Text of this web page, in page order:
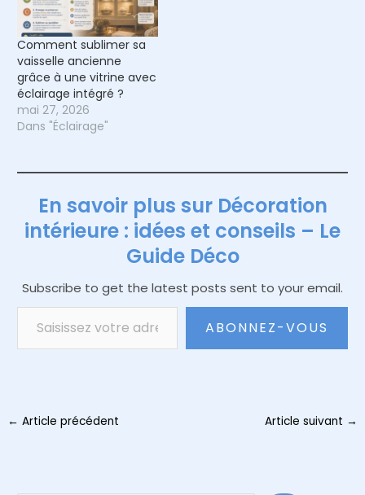
Comment sublimer sa
vaisselle ancienne
grâce à une vitrine avec
éclairage intégré ?
mai 27, 2026
Dans "Éclairage"
En savoir plus sur Décoration
intérieure : idées et conseils – Le
Guide Déco
Subscribe to get the latest posts sent to your email.
Saisissez votre adresse e-mail…
ABONNEZ-VOUS
Navigation
← Article précédent Article suivant →